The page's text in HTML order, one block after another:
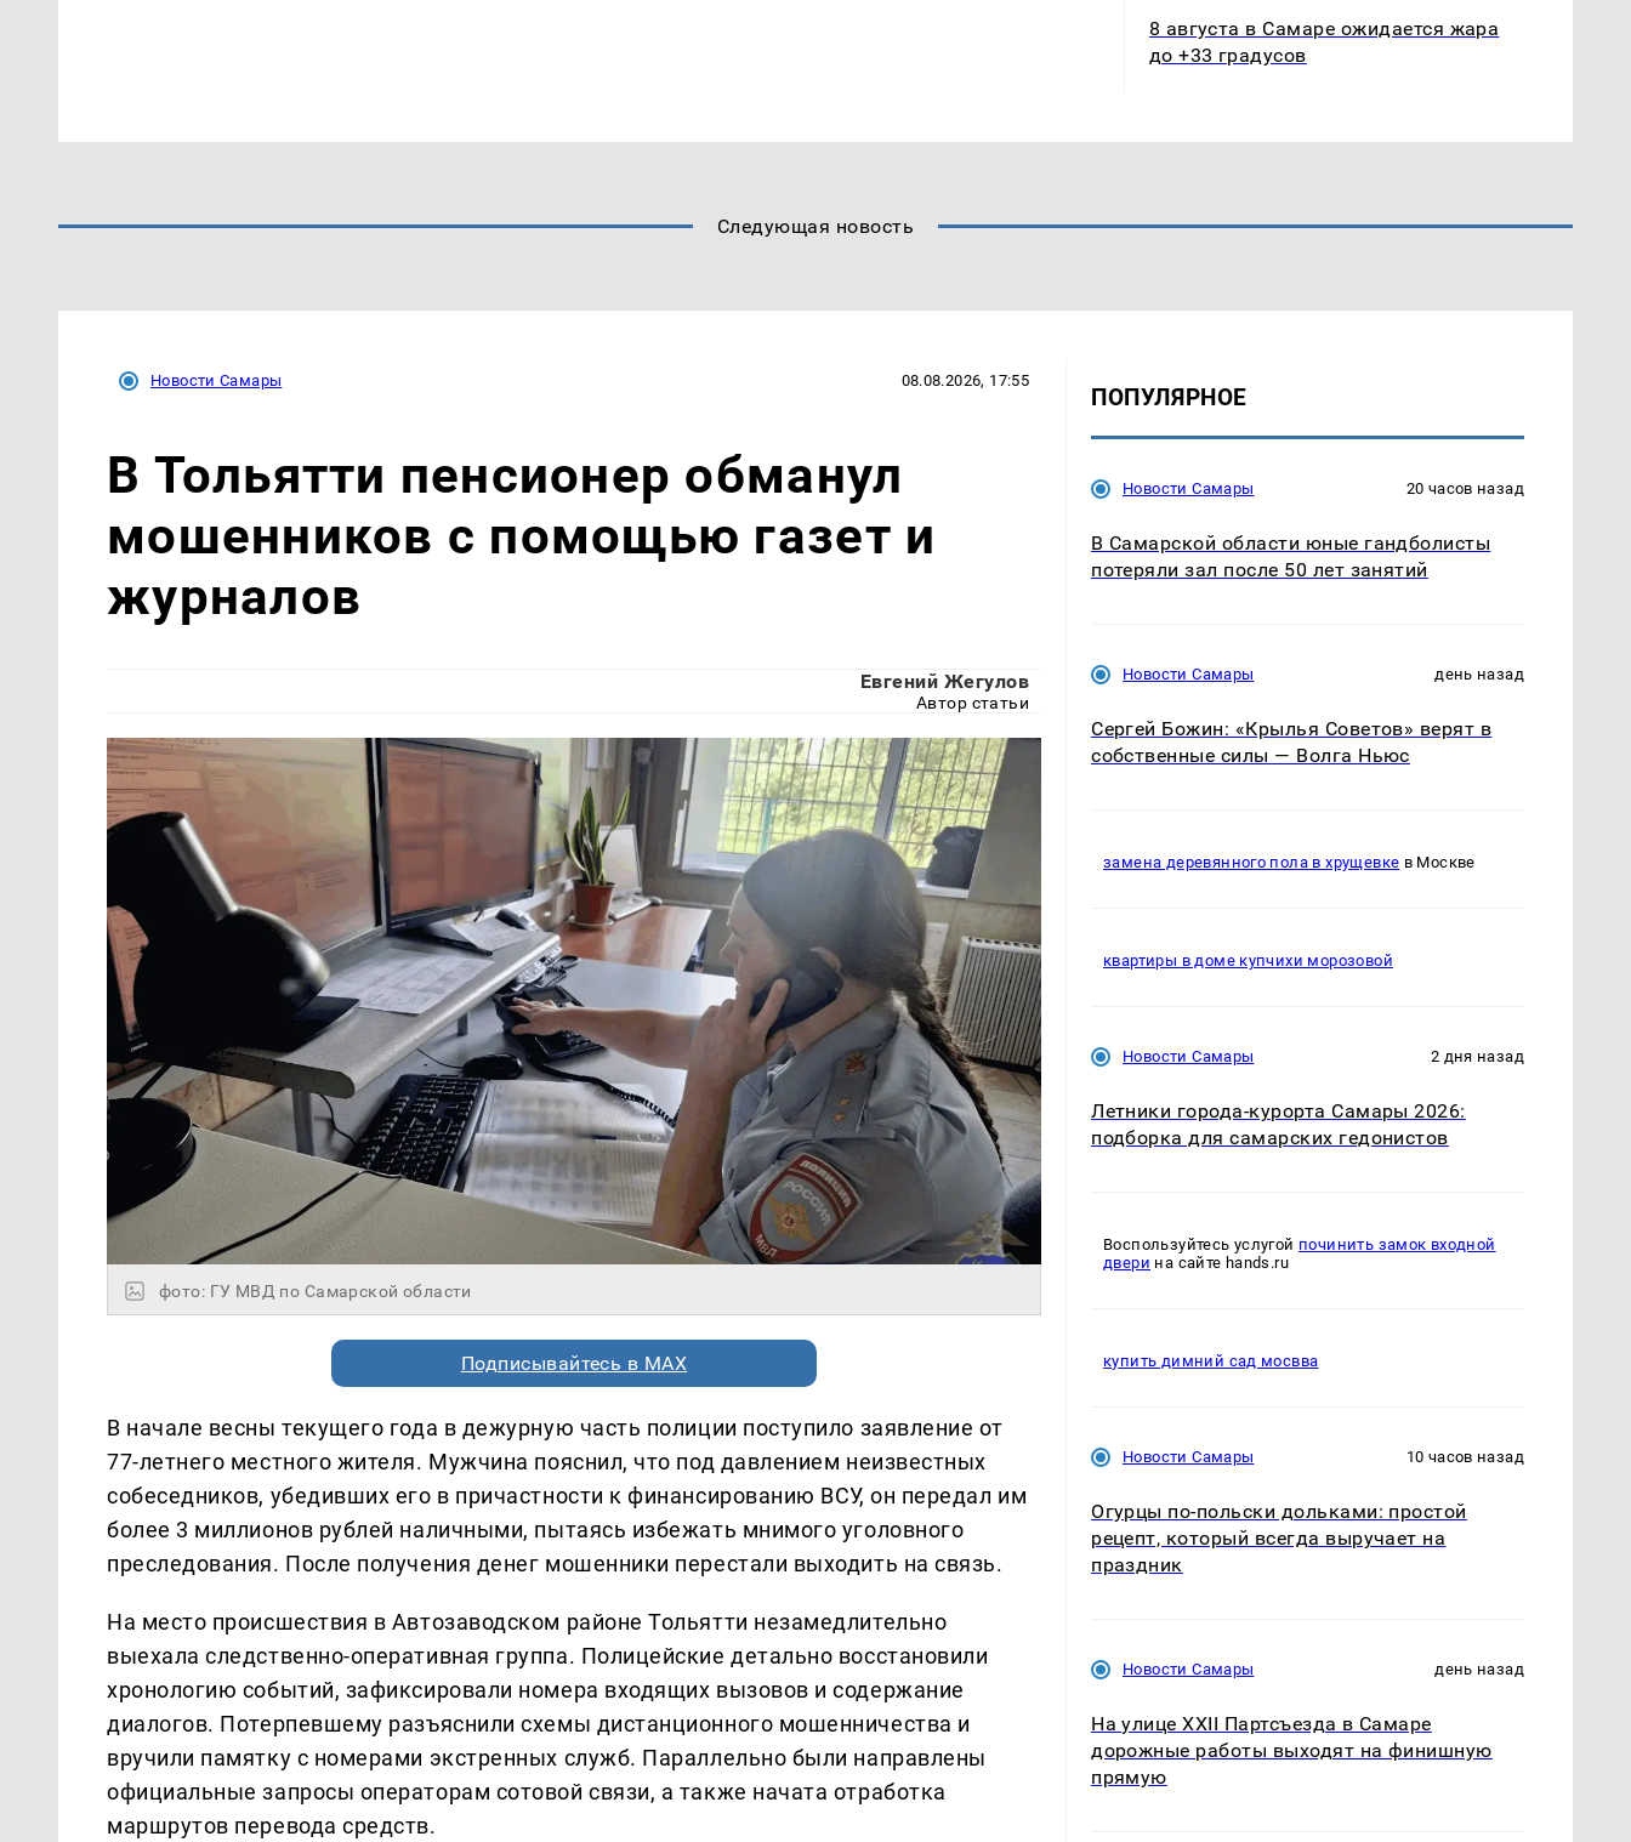
8 августа в Самаре ожидается жара
до +33 градусов
Следующая новость
Новости Самары 08.08.2026, 17:55
В Тольятти пенсионер обманул
мошенников с помощью газет и
журналов
Евгений Жегулов
Автор статьи
фото: ГУ МВД по Самарской области
Подписывайтесь в MAX
В начале весны текущего года в дежурную часть полиции поступило заявление от
77-летнего местного жителя. Мужчина пояснил, что под давлением неизвестных
собеседников, убедивших его в причастности к финансированию ВСУ, он передал им
более 3 миллионов рублей наличными, пытаясь избежать мнимого уголовного
преследования. После получения денег мошенники перестали выходить на связь.
На место происшествия в Автозаводском районе Тольятти незамедлительно
выехала следственно-оперативная группа. Полицейские детально восстановили
хронологию событий, зафиксировали номера входящих вызовов и содержание
диалогов. Потерпевшему разъяснили схемы дистанционного мошенничества и
вручили памятку с номерами экстренных служб. Параллельно были направлены
официальные запросы операторам сотовой связи, а также начата отработка
маршрутов перевода средств.
ПОПУЛЯРНОЕ
Новости Самары 20 часов назад
В Самарской области юные гандболисты
потеряли зал после 50 лет занятий
Новости Самары день назад
Сергей Божин: «Крылья Советов» верят в
собственные силы — Волга Ньюс
замена деревянного пола в хрущевке в Москве
квартиры в доме купчихи морозовой
Новости Самары 2 дня назад
Летники города-курорта Самары 2026:
подборка для самарских гедонистов
Воспользуйтесь услугой починить замок входной
двери на сайте hands.ru
купить димний сад мосвва
Новости Самары 10 часов назад
Огурцы по‑польски дольками: простой
рецепт, который всегда выручает на
праздник
Новости Самары день назад
На улице XXII Партсъезда в Самаре
дорожные работы выходят на финишную
прямую